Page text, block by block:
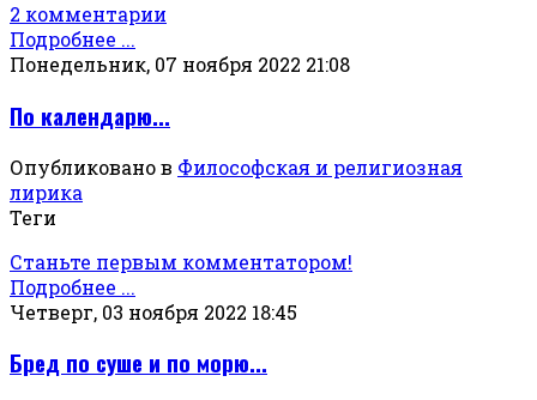
2 комментарии
Подробнее ...
Понедельник, 07 ноября 2022 21:08
По календарю...
Опубликовано в Философская и религиозная
лирика
Теги
Станьте первым комментатором!
Подробнее ...
Четверг, 03 ноября 2022 18:45
Бред по суше и по морю...